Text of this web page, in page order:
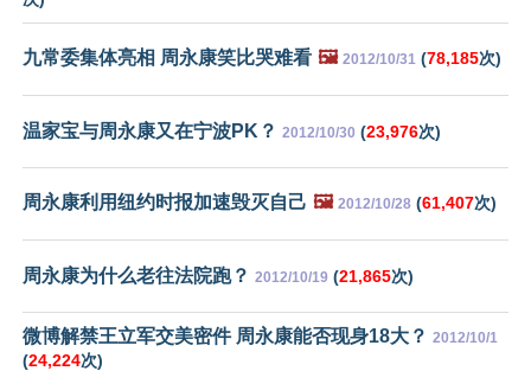
九常委集体亮相 周永康笑比哭难看 🖼️ 2012/10/31 (78,185次)
温家宝与周永康又在宁波PK？ 2012/10/30 (23,976次)
周永康利用纽约时报加速毁灭自己 🖼️ 2012/10/28 (61,407次)
周永康为什么老往法院跑？ 2012/10/19 (21,865次)
微博解禁王立军交美密件 周永康能否现身18大？ 2012/10/1
(24,224次)